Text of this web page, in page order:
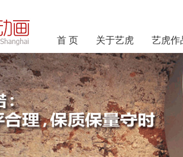
首 页 关于艺虎 艺虎作